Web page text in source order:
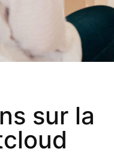
sur la